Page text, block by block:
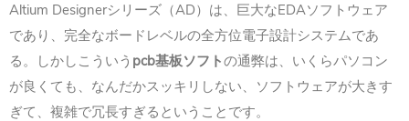
Altium Designerシリーズ（AD）は、巨大なEDAソフトウェア
であり、完全なボードレベルの全方位電子設計システムであ
る。しかしこういう pcb基板ソフトの通弊は、いくらパソコン
が良くても、なんだかスッキリしない、ソフトウェアが大きす
ぎて、複雑で冗長すぎるということです。